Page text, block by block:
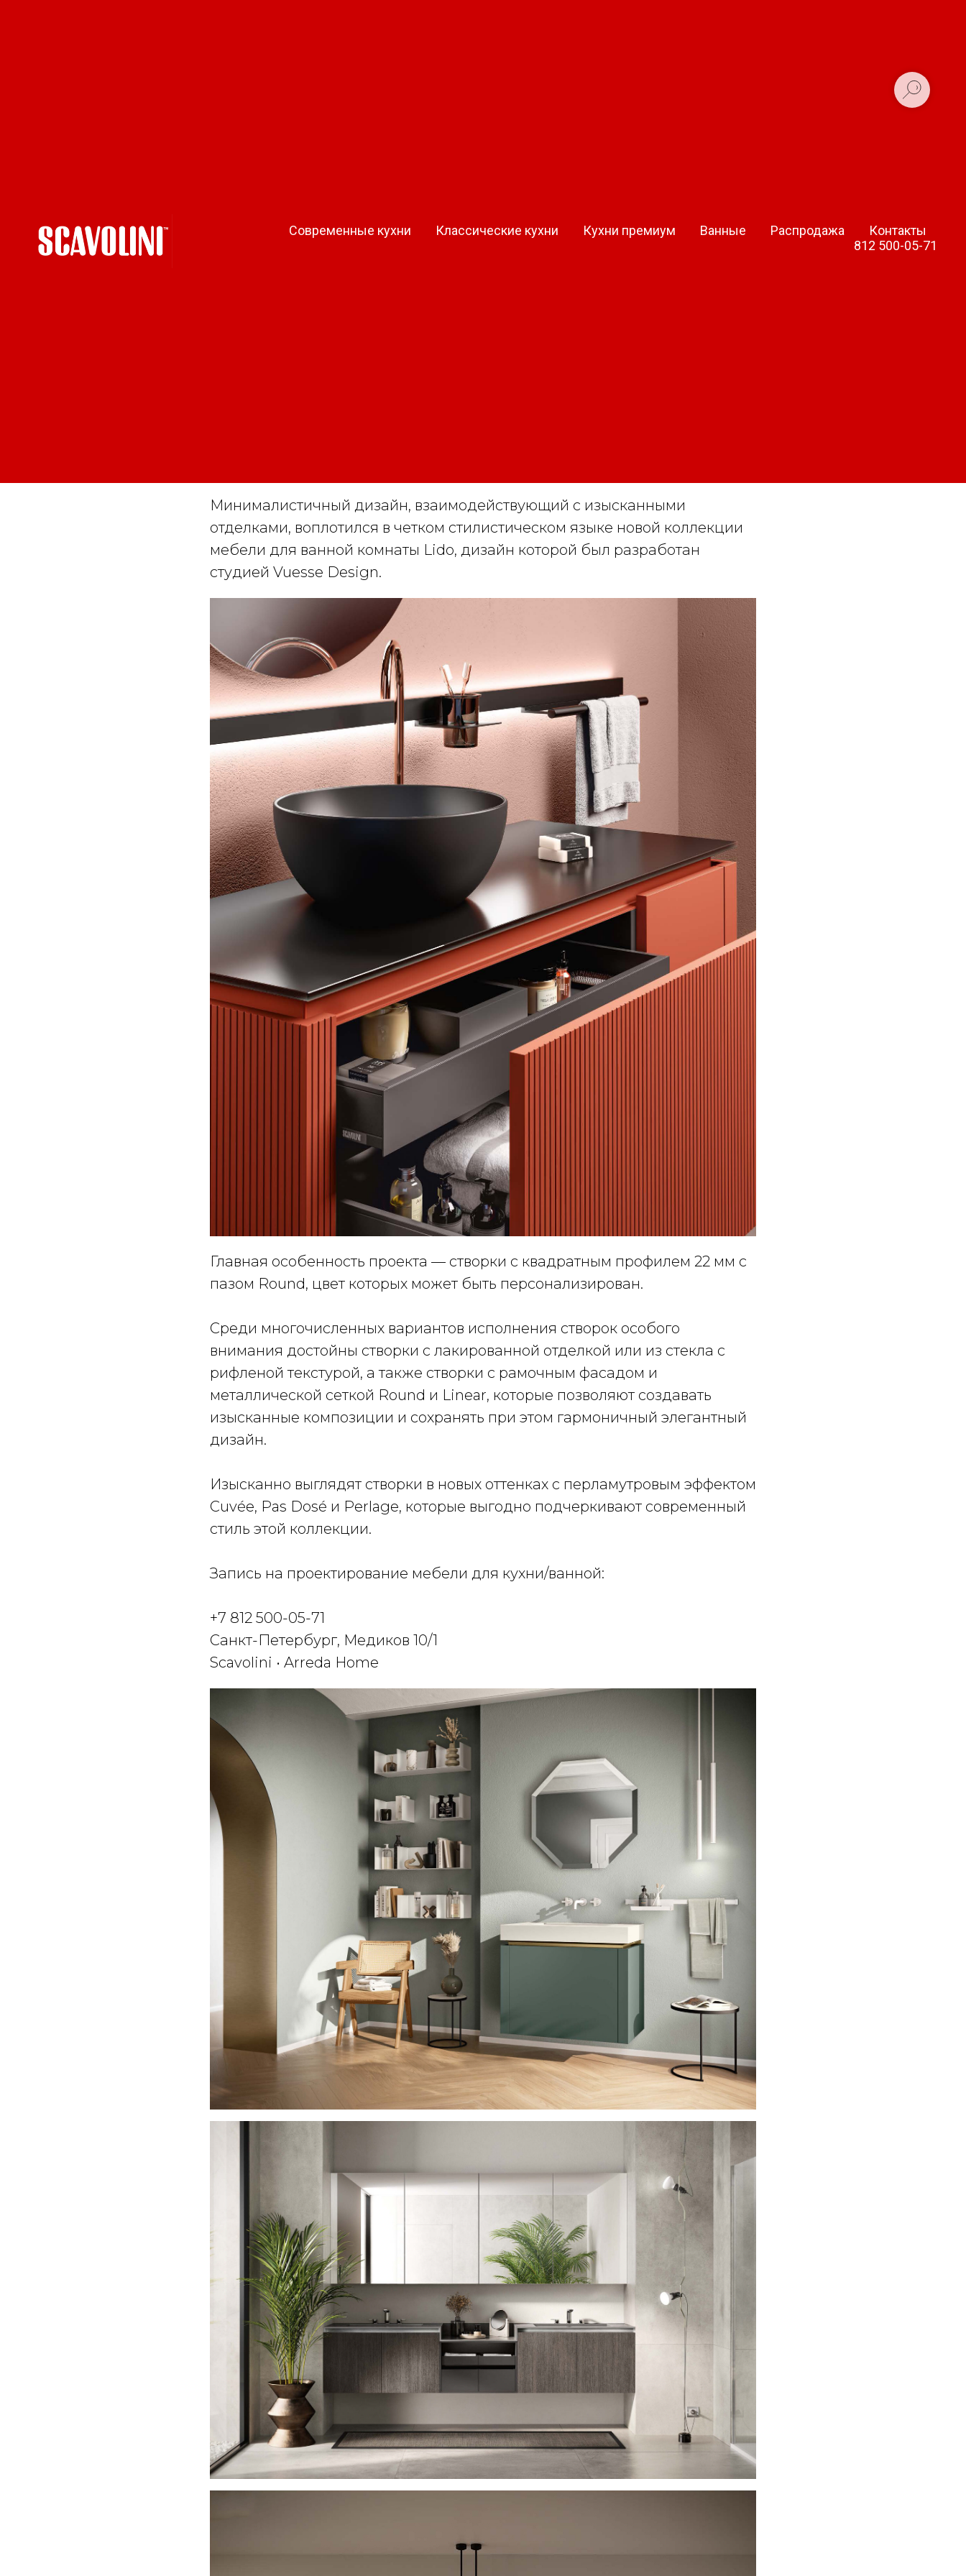
Современные кухни Классические кухни Кухни премиум Ванные Распродажа
Контакты
812 500-05-71
Минималистичный дизайн, взаимодействующий с изысканными
отделками, воплотился в четком стилистическом языке новой коллекции
мебели для ванной комнаты Lido, дизайн которой был разработан
студией Vuesse Design.
Главная особенность проекта — створки с квадратным профилем 22 мм с
пазом Round, цвет которых может быть персонализирован.
Среди многочисленных вариантов исполнения створок особого
внимания достойны створки с лакированной отделкой или из стекла с
рифленой текстурой, а также створки с рамочным фасадом и
металлической сеткой Round и Linear, которые позволяют создавать
изысканные композиции и сохранять при этом гармоничный элегантный
дизайн.
Изысканно выглядят створки в новых оттенках с перламутровым эффектом
Cuvée, Pas Dosé и Perlage, которые выгодно подчеркивают современный
стиль этой коллекции.
Запись на проектирование мебели для кухни/ванной:
+7 812 500-05-71
Санкт-Петербург, Медиков 10/1
Scavolini • Arreda Home